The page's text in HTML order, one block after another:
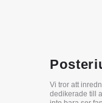
Vi tror att
dedikerade till